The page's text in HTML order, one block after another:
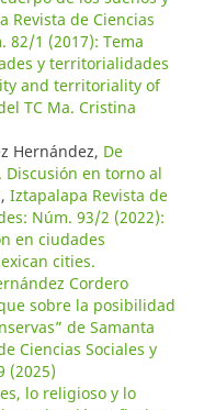
Revista de Ciencias
82/1 (2017): Tema
y territorialidades
and territoriality of
TC Ma. Cristina
Hernández, De
en torno al
, Iztapalapa Revista de
Núm. 93/2 (2022):
en ciudades
cities.
Cordero
sobre la posibilidad
de Samanta
Ciencias Sociales y
(2025)
lo religioso y lo